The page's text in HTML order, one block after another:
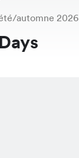
automne 2026